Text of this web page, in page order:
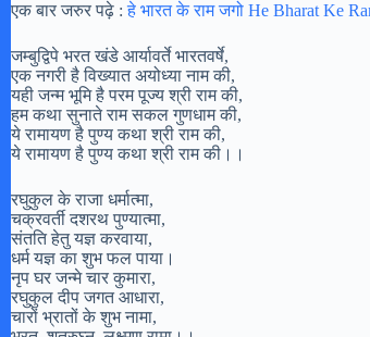
एक बार जरुर पढ़े :हे भारत के राम जगो He Bharat Ke
जम्बुद्विपे भरत खंडे आर्यावर्ते भारतवर्षे,
एक नगरी है विख्यात अयोध्या नाम की,
यही जन्म भूमि है परम पूज्य श्री राम की,
हम कथा सुनाते राम सकल गुणधाम की,
ये रामायण है पुण्य कथा श्री राम की,
ये रामायण है पुण्य कथा श्री राम की।।
रघुकुल के राजा धर्मात्मा,
चक्रवर्ती दशरथ पुण्यात्मा,
संतति हेतु यज्ञ करवाया,
धर्म यज्ञ का शुभ फल पाया।
नृप घर जन्मे चार कुमारा,
रघुकुल दीप जगत आधारा,
चारों भ्रातों के शुभ नामा,